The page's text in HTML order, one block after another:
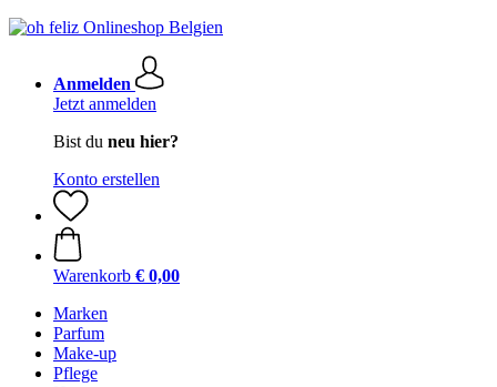
Anmelden
Jetzt anmelden
Bist du neu hier?
Konto erstellen
Warenkorb € 0,00
Marken
Parfum
Make-up
Pflege